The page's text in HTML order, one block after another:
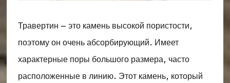
Травертин – это камень высокой пористости,
поэтому он очень абсорбирующий. Имеет
характерные поры большого размера, часто
расположенные в линию. Этот камень, который